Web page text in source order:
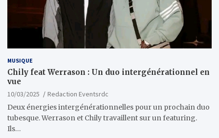
MUSIQUE
Chily feat Werrason : Un duo intergénérationnel en
vue
10/03/2025
Redaction Eventsrdc
Deux énergies intergénérationnelles pour un prochain duo
tubesque. Werrason et Chily travaillent sur un featuring.
Ils…